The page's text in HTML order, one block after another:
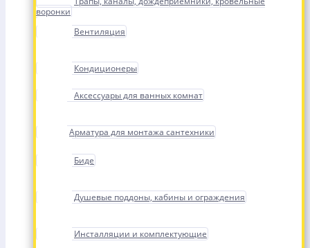
воронки
Вентиляция
Кондиционеры
Аксессуары для ванных комнат
Арматура для монтажа сантехники
Биде
Душевые поддоны, кабины и ограждения
Инсталляции и комплектующие